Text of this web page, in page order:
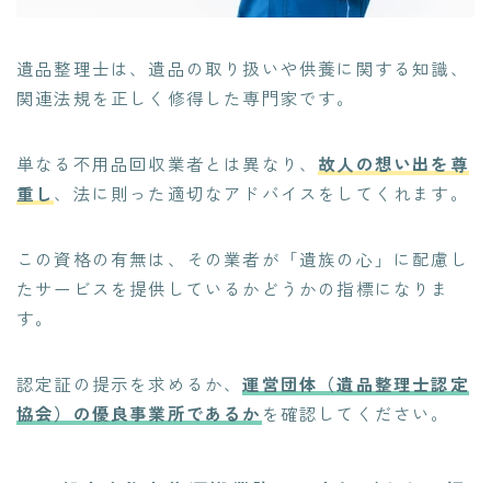
遺品整理士は、遺品の取り扱いや供養に関する知識、
関連法規を正しく修得した専門家です。
単なる不用品回収業者とは異なり、 故人の想い出を尊
重し 、法に則った適切なアドバイスをしてくれます。
この資格の有無は、その業者が「遺族の心」に配慮し
たサービスを提供しているかどうかの指標になりま
す。
認定証の提示を求めるか、運営団体（遺品整理士認定
協会）の優良事業所であるか を確認してください。